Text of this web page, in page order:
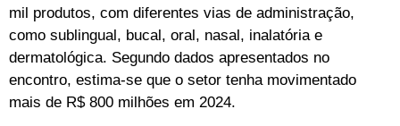
mil produtos, com diferentes vias de administração,
como sublingual, bucal, oral, nasal, inalatória e
dermatológica. Segundo dados apresentados no
encontro, estima-se que o setor tenha movimentado
mais de R$ 800 milhões em 2024.